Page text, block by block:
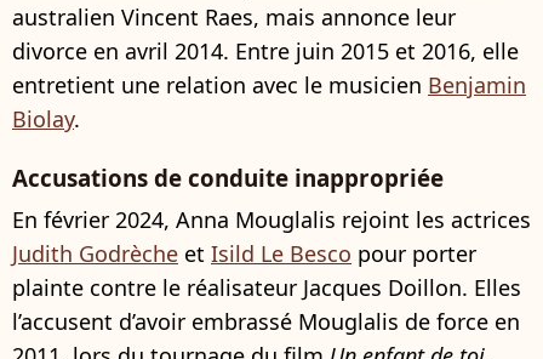
australien Vincent Raes, mais annonce leur
divorce en avril 2014. Entre juin 2015 et 2016, elle
entretient une relation avec le musicien Benjamin
Biolay.
Accusations de conduite inappropriée
En février 2024, Anna Mouglalis rejoint les actrices
Judith Godrèche et Isild Le Besco pour porter
plainte contre le réalisateur Jacques Doillon. Elles
l’accusent d’avoir embrassé Mouglalis de force en